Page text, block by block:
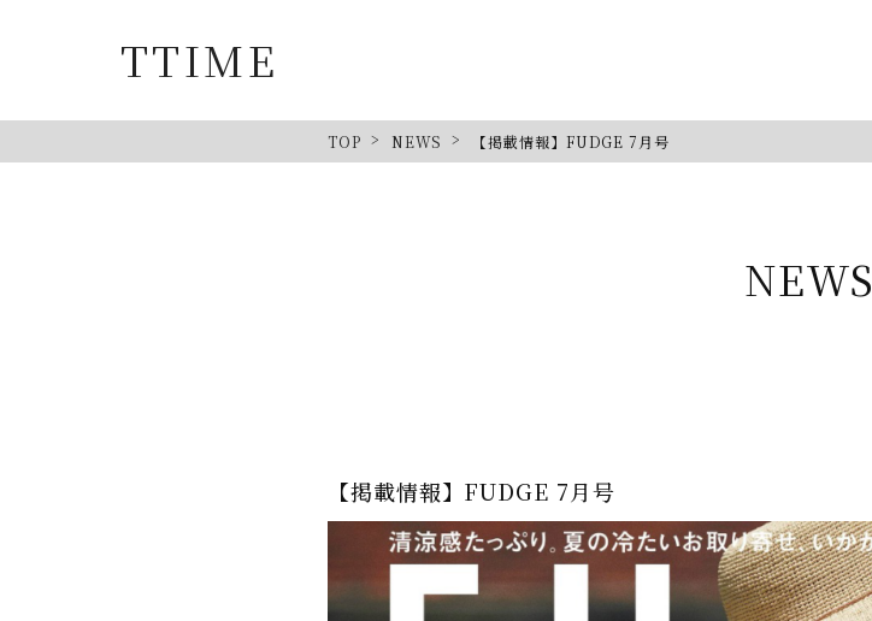
TTIME
TOP NEWS 【掲載情報】FUDGE 7月号
NEWS
【掲載情報】FUDGE 7月号